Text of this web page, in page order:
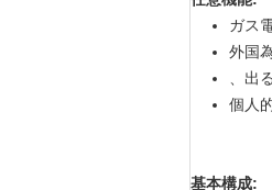
ガス
外国
、出
個人
基本構成: